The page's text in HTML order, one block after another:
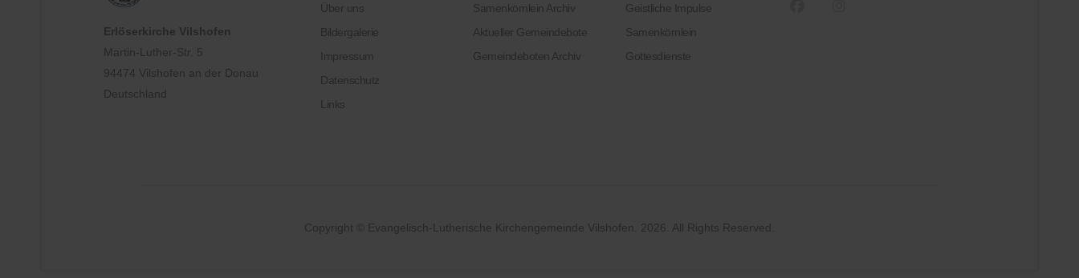
Erlöserkirche Vilshofen
Martin-Luther-Str. 5
94474 Vilshofen an der Donau
Deutschland
Über uns
Bildergalerie
Impressum
Datenschutz
Links
Samenkörnlein Archiv
Aktueller Gemeindebote
Gemeindeboten Archiv
Geistliche Impulse
Samenkörnlein
Gottesdienste
Copyright © Evangelisch-Lutherische Kirchengemeinde Vilshofen. 2026. All Rights Reserved.